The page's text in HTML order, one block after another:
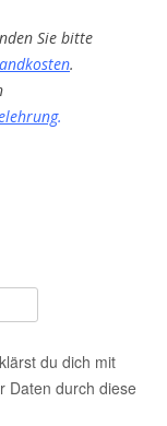
Sie bitte
.
.
du dich mit
Daten durch diese